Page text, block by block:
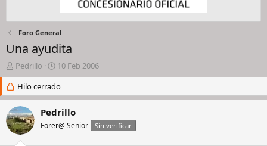
Foro General
Una ayudita
I
n
c
i
a
d
o
Pedrillo
F
e
c
h
d
e
10 Feb 2006
Hilo cerrado
Pedrillo
Forer@ Senior Sin verificar